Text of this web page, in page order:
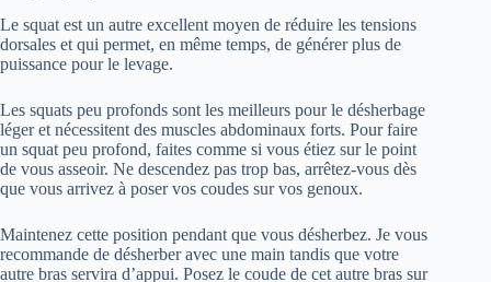
Le squat est un autre excellent moyen de réduire les tensions
dorsales et qui permet, en même temps, de générer plus de
puissance pour le levage.
Les squats peu profonds sont les meilleurs pour le désherbage
léger et nécessitent des muscles abdominaux forts. Pour faire
un squat peu profond, faites comme si vous étiez sur le point
de vous asseoir. Ne descendez pas trop bas, arrêtez-vous dès
que vous arrivez à poser vos coudes sur vos genoux.
Maintenez cette position pendant que vous désherbez. Je vous
recommande de désherber avec une main tandis que votre
autre bras servira d’appui. Posez le coude de cet autre bras sur